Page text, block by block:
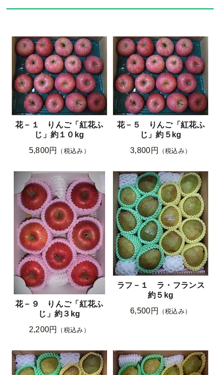
花－１ りんご「紅花ふ
じ」約１０kg
5,800円
（税込み）
花－５ りんご「紅花ふ
じ」約５kg
3,800円
（税込み）
花－９ りんご「紅花ふ
じ」約３kg
2,200円
（税込み）
ラフ－１ ラ・フランス
約５kg
6,500円
（税込み）